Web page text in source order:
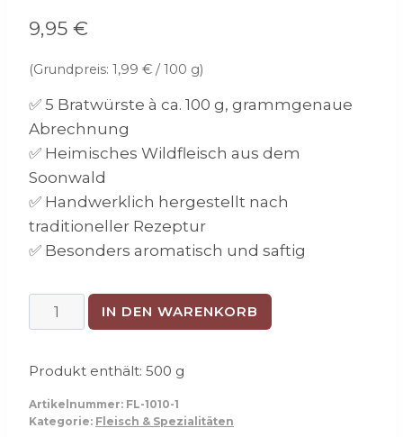
9,95 €
(Grundpreis: 1,99 € /100 g)
✅ 5 Bratwürste à ca. 100 g, grammgenaue
Abrechnung
✅ Heimisches Wildfleisch aus dem
Soonwald
✅ Handwerklich hergestellt nach
traditioneller Rezeptur
✅ Besonders aromatisch und saftig
Wildbratwurst
Menge
IN DEN WARENKORB
Produkt enthält: 500 g
Artikelnummer: FL-1010-1
Kategorie: Fleisch & Spezialitäten